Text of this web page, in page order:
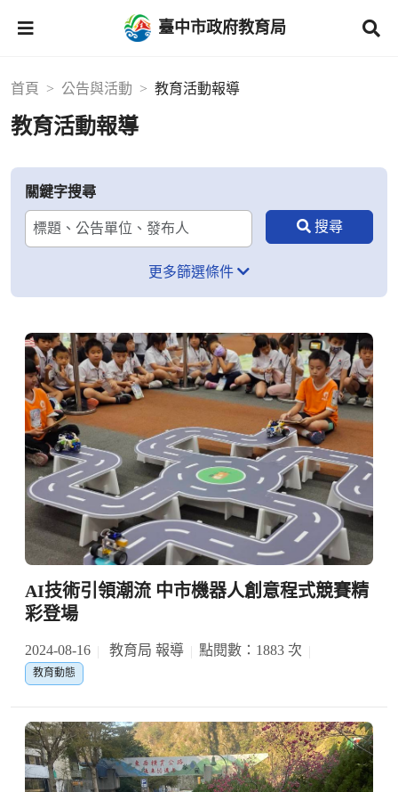
臺中市政府教育局
首頁 公告與活動 教育活動報導
教育活動報導
關鍵字搜尋
更多篩選條件
AI技術引領潮流 中市機器人創意程式競賽精
彩登場
2024-08-16 教育局 報導 點閱數：1883 次
教育動態